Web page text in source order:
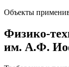
Объекты
Физико-
им. А.Ф.